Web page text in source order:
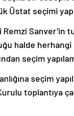
Üstat seçimi
Sanver’in
halde herhangi
seçim
seçim
toplantıya